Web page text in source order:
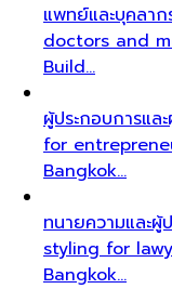
แพทย์และบุคลา
doctors and
Build…
ผู้ประกอบการแ
for
Bangkok…
ทนายความและ
styling for
Bangkok…